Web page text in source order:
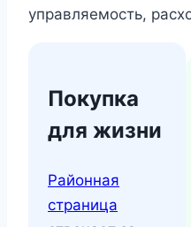
управляемость,
Покупка
для жизни
Районная
страница